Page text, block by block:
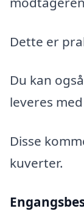
Dette er
Du kan
leveres
Disse
kuverter.